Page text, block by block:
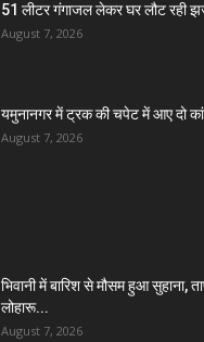
51 लीटर गंगाजल लेकर घर लौट रही
August 7, 2026
यमुनानगर में ट्रक की चपेट में आए दो
August 7, 2026
भिवानी में बारिश से मौसम हुआ सुहाना,
लोहारू...
August 7, 2026